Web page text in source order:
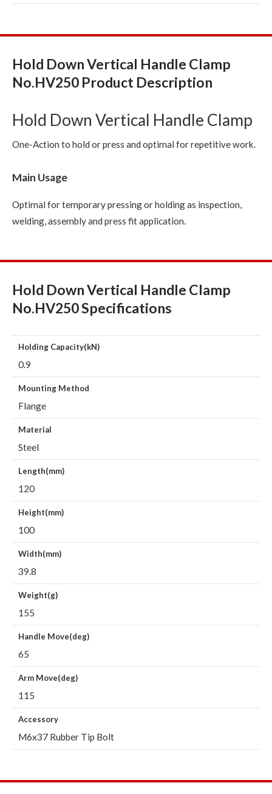
Hold Down Vertical Handle Clamp
No.HV250 Product Description
Hold Down Vertical Handle Clamp
One-Action to hold or press and optimal for repetitive work.
Main Usage
Optimal for temporary pressing or holding as inspection,
welding, assembly and press fit application.
Hold Down Vertical Handle Clamp
No.HV250 Specifications
Holding Capacity(kN)
0.9
Mounting Method
Flange
Material
Steel
Length(mm)
120
Height(mm)
100
Width(mm)
39.8
Weight(g)
155
Handle Move(deg)
65
Arm Move(deg)
115
Accessory
M6x37 Rubber Tip Bolt